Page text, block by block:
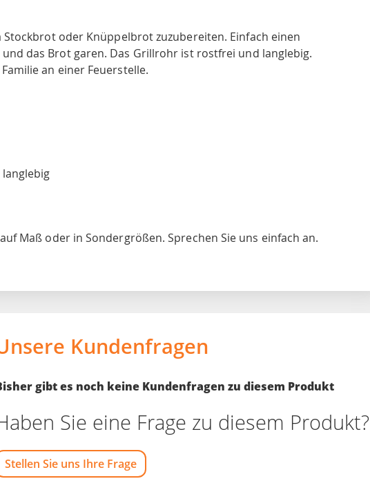
Stockbrot oder Knüppelbrot zuzubereiten. Einfach einen
das Brot garen. Das Grillrohr ist rostfrei und langlebig.
an einer Feuerstelle.
Maß oder in Sondergrößen. Sprechen Sie uns einfach an.
Kundenfragen
gibt es noch keine Kundenfragen zu diesem Produkt
Sie eine Frage zu diesem Produkt?
Stellen Sie uns Ihre Frage